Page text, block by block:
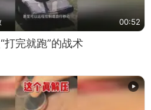
00:52
打完就跑”的战术